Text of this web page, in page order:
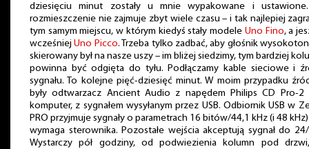
dziesięciu minut zostały u mnie wypakowane i
rozmieszczenie nie zajmuje zbyt wiele czasu – i tak najlepiej
tym samym miejscu, w którym kiedyś stały modele Uno Fino, a
wcześniejUno Picco. Trzeba tylko zadbać, aby głośnik
skierowany był na nasze uszy – im bliżej siedzimy, tym bardziej
powinna być odgięta do tyłu. Podłączamy kable sieciowe i
sygnału. To kolejne pięć-dziesięć minut. W moim przypadku
były odtwarzacz Ancient Audio z napędem Philips CD Pro-2
komputer, z sygnałem wysyłanym przez USB. Odbiornik USB w
PRO przyjmuje sygnały o parametrach 16 bitów/44,1 kHz (i 48
wymaga sterownika. Pozostałe wejścia akceptują sygnał do
Wystarczy pół godziny, od podwiezienia kolumn pod